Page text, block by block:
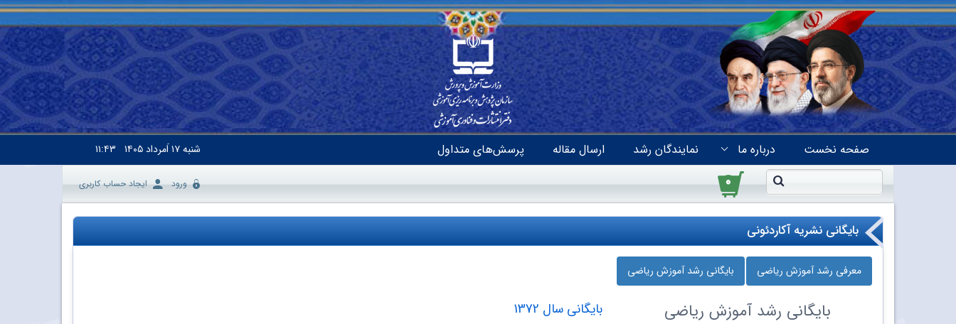
صفحه نخست درباره ما نمایندگان رشد ارسال مقاله پرسش‌های متداول شنبه۱۷ اَمرداد ۱۴۰۵ ۱۱:۴۳
۰ ورود ایجاد حساب کاربری
بایگانی نشریه آکاردئونی
معرفی رشد آموزش ریاضی بایگانی رشد آموزش ریاضی
بایگانی رشد آموزش ریاضی بایگانی سال 1372